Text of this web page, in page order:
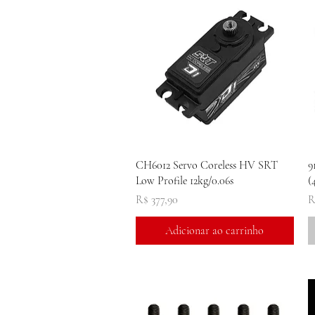
Visualização rápida
CH6012 Servo Coreless HV SRT
Low Profile 12kg/0.06s
Preço
R$ 377,90
Adicionar ao carrinho